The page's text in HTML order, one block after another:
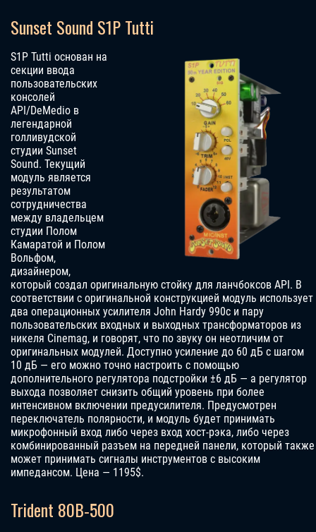
Sunset Sound S1P Tutti
S1P Tutti основан на
секции ввода
пользовательских
консолей
API/DeMedio в
легендарной
голливудской
студии Sunset
Sound. Текущий
модуль является
результатом
сотрудничества
между владельцем
студии Полом
Камаратой и Полом
Вольфом,
дизайнером,
который создал оригинальную стойку для ланчбоксов API. В
соответствии с оригинальной конструкцией модуль использует
два операционных усилителя John Hardy 990c и пару
пользовательских входных и выходных трансформаторов из
никеля Cinemag, и говорят, что по звуку он неотличим от
оригинальных модулей. Доступно усиление до 60 дБ с шагом
10 дБ — его можно точно настроить с помощью
дополнительного регулятора подстройки ±6 дБ — а регулятор
выхода позволяет снизить общий уровень при более
интенсивном включении предусилителя. Предусмотрен
переключатель полярности, и модуль будет принимать
микрофонный вход либо через вход хост-рэка, либо через
комбинированный разъем на передней панели, который также
может принимать сигналы инструментов с высоким
импедансом. Цена — 1195$.
Trident 80B‑500